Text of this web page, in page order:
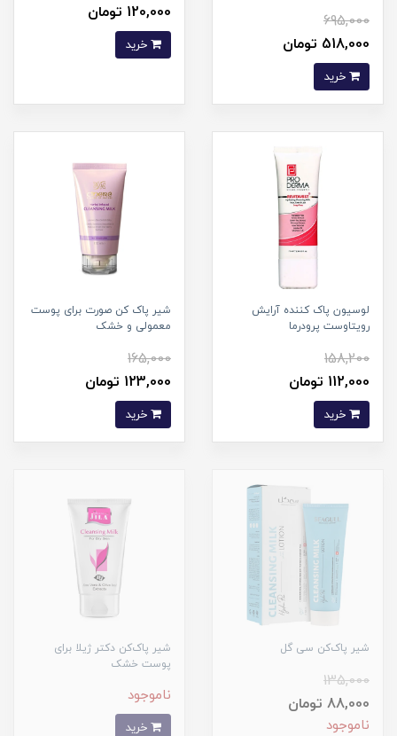
695,000
518,000 تومان
120,000 تومان
لوسیون پاک کننده آرایش
رویتاوست پرودرما
158,200
112,000 تومان
شیر پاک کن صورت برای پوست
معمولی و خشک
165,000
123,000 تومان
شیر پاک‌کن سی گل
135,000
88,000 تومان
ناموجود
شیر پاک‌کن دکتر ژیلا برای
پوست خشک
ناموجود